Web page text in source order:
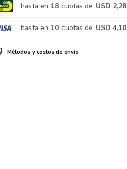
hasta en 18 cuotas de USD 2,28
hasta en 10 cuotas de USD 4,10
Métodos y costos de envío